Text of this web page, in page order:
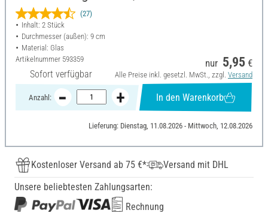
(27)
Inhalt: 2 Stück
Durchmesser (außen): 9 cm
Material: Glas
Artikelnummer 593359
Sofort verfügbar
nur 5,95 €
Alle Preise inkl. gesetzl. MwSt., zzgl. Versand
Anzahl: In den Warenkorb
Lieferung: Dienstag, 11.08.2026 - Mittwoch, 12.08.2026
Kostenloser Versand ab 75 €*
Versand mit DHL
Unsere beliebtesten Zahlungsarten:
Rechnung